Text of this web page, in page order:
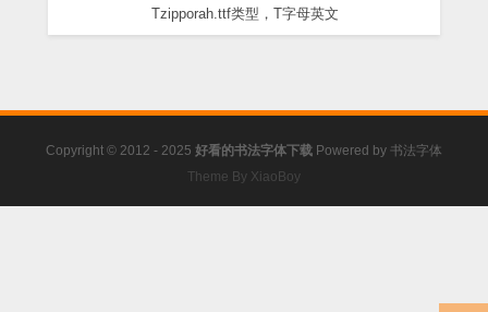
Tzipporah.ttf类型，T字母英文
Copyright © 2012 - 2025 好看的书法字体下载 Powered by 书法字体
Theme By XiaoBoy